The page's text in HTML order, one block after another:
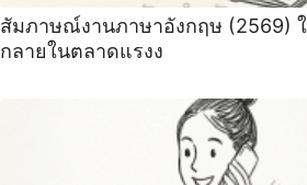
สัมภาษณ์งานภาษาอังกฤษ (2569)
กลายในตลาดแรงง